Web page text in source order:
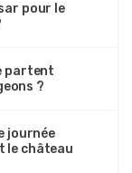
pour le
partent
?
journée
le château